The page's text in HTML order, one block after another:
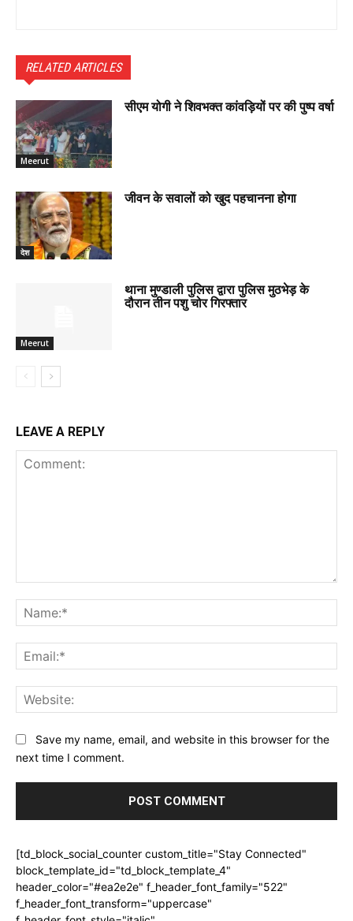
RELATED ARTICLES
Meerut
सीएम योगी ने शिवभक्त कांवड़ियों पर की पुष्प वर्षा
देश
जीवन के सवालों को खुद पहचानना होगा
Meerut
थाना मुण्डाली पुलिस द्वारा पुलिस मुठभेड़ के
दौरान तीन पशु चोर गिरफ्तार
LEAVE A REPLY
Save my name, email, and website in this browser for the
next time I comment.
[td_block_social_counter custom_title="Stay Connected"
block_template_id="td_block_template_4"
header_color="#ea2e2e" f_header_font_family="522"
f_header_font_transform="uppercase"